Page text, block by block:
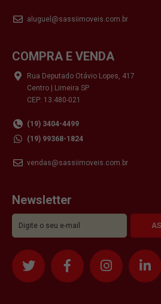
aluguel@sassiimoveis.com.br
COMPRA E VENDA
Rua Deputado Otávio Lopes, 417
Centro | Limeira SP
CEP: 13.480-021
(19) 3404-4499
(19) 99368-1824
vendas@sassiimoveis.com.br
Newsletter